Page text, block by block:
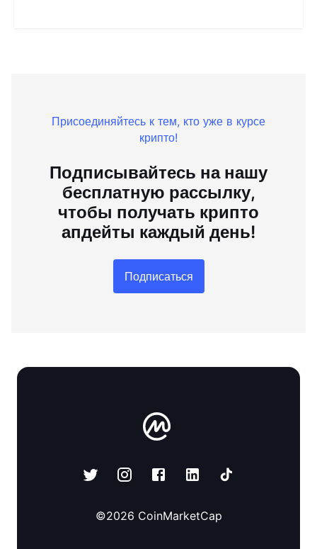
Присоединяйтесь к тем, кто уже в курсе
крипто!
Подписывайтесь на нашу
бесплатную рассылку,
чтобы получать крипто
апдейты каждый день!
Подписаться
©2026 CoinMarketCap